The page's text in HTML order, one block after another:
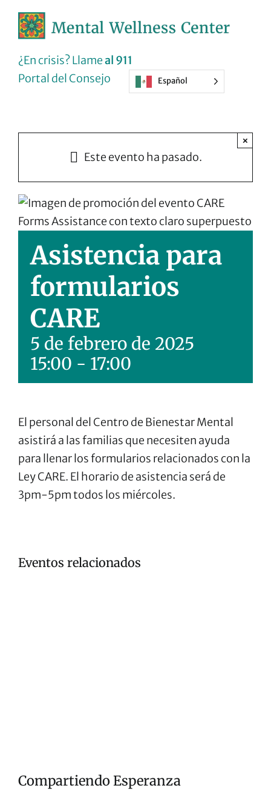
¿En crisis? Llameal 911
Portal del Consejo
Español
Este evento ha pasado.
×
Asistencia para
formularios
CARE
5 de febrero de 2025
15:00 - 17:00
El personal del Centro de Bienestar Mental
asistirá a las familias que necesiten ayuda
para llenar los formularios relacionados con la
Ley CARE. El horario de asistencia será de
3pm-5pm todos los miércoles.
Eventos relacionados
Compartiendo Esperanza